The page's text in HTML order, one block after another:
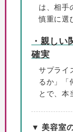
は、相手
慎重に選
・親しい
確実
サプライ
るか」「
とで、本
▼ 美容室